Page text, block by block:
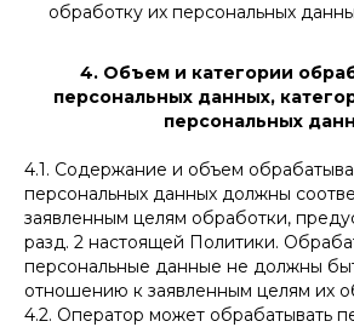
обработку их персональных
4. Объем и категории
персональных данных,
персональных
4.1. Содержание и объем
персональных данных должны
заявленным целям обработки,
разд. 2 настоящей Политики.
персональные данные не должны
отношению к заявленным целям их
4.2. Оператор может обрабатывать